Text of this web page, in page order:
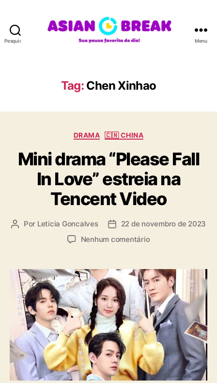
Pesquisar
A
N
R
A
Menu
Tag: Chen Xinhao
C
t
g
o
r
i
a
s
DRAMA 🇨🇳 CHINA
Mini drama “Please Fall
In Love” estreia na
Tencent Video
A
p
o
Por Leticia Goncalves
D
d
e
p
u
b
l
i
c
a
ç
ã
22 de novembro de 2023
Nenhum comentárioe
i
n
i
d
r
a
m
a
“
P
l